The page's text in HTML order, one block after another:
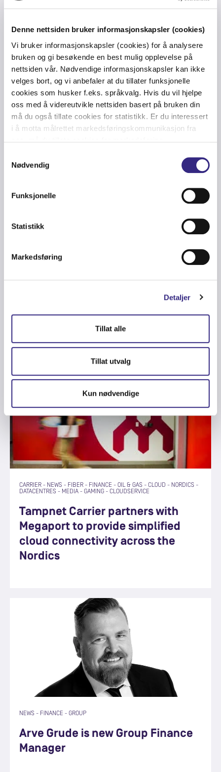
Denne nettsiden bruker informasjonskapsler (cookies)
Vi bruker informasjonskapsler (cookies) for å analysere
bruken og gi besøkende en best mulig opplevelse på
nettsiden vår. Nødvendige informasjonskapsler kan ikke
velges bort, og vi anbefaler at du tillater funksjonelle
cookies som husker f.eks. språkvalg. Hvis du vil hjelpe
oss med å videreutvikle nettsiden basert på bruken din
må du også tillate cookies for statistikk. Er du interessert
i å motta målrettet markedsføringskommunikasjon fra
Nødvendig
Funksjonelle
Statistikk
Markedsføring
Detaljer
Tillat alle
Tillat utvalg
Kun nødvendige
CARRIER - FINANCE-NORDICS- ULTRA LOW LATENCY
Tampnet Carrier and Nasdaq offer
Ultra Low Latency (ULL) Route
between Stockholm and London
Ulf Bonnevier new CFO of Tampnet
Group from September
CARRIER - NEWS - FIBER - FINANCE - OIL & GAS - CLOUD - NORDICS -
DATACENTRES - MEDIA - GAMING - CLOUDSERVICE
Tampnet Carrier partners with
Megaport to provide simplified
cloud connectivity across the
Nordics
NEWS - FINANCE - GROUP
Arve Grude is new Group Finance
Manager